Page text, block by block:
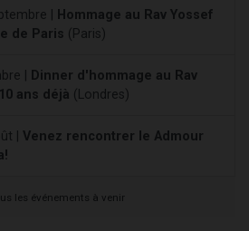
|
Hommage au Rav Yossef
de Paris (Paris)
|
Dinner d'hommage au Rav
ans déjà (Londres)
| Venez rencontrer le Admour
les événements à venir